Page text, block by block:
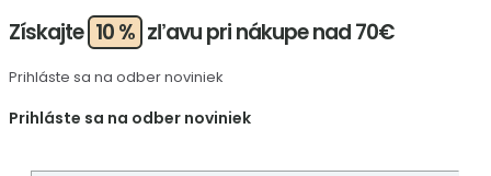
Získajte 10 % zľavu pri nákupe nad 70€
Prihláste sa na odber noviniek
Prihláste sa na odber noviniek